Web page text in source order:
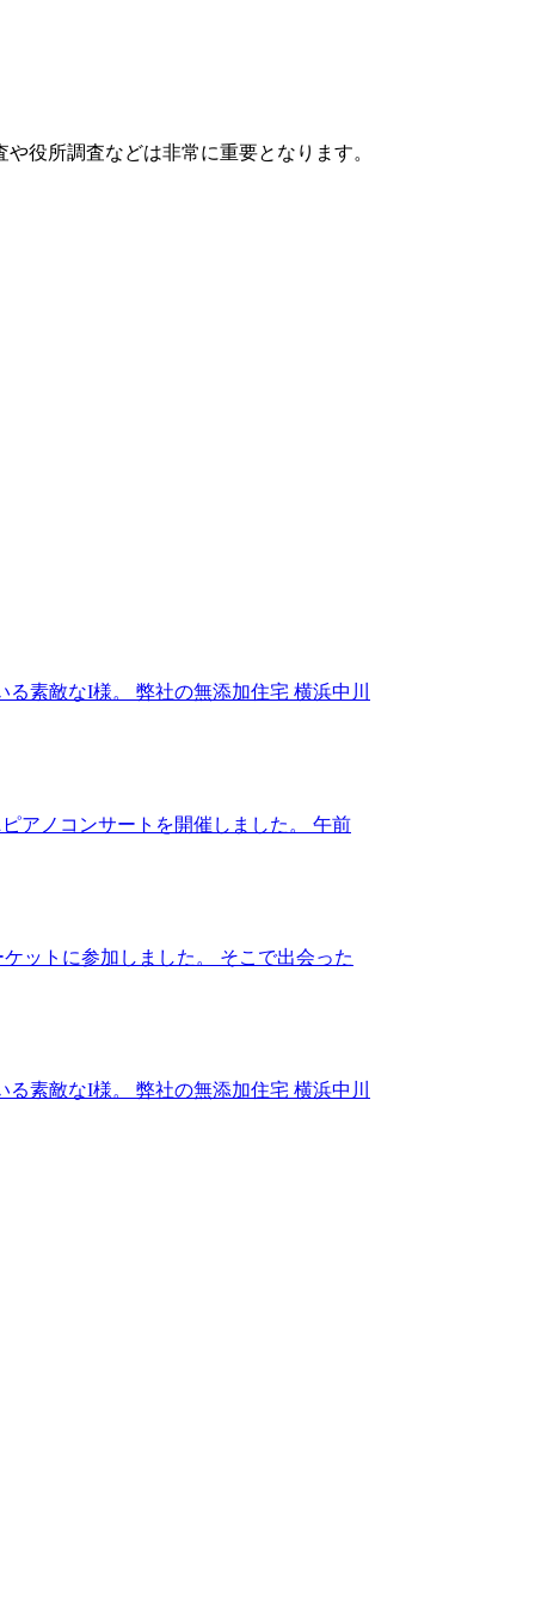
役所調査などは非常に重要となります。
素敵なI様。 弊社の無添加住宅 横浜中川
アノコンサートを開催しました。 午前
ットに参加しました。 そこで出会った
素敵なI様。 弊社の無添加住宅 横浜中川